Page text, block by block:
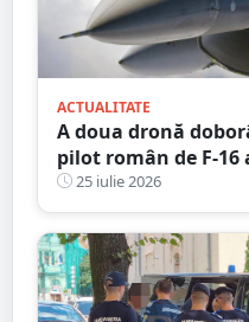
ACTUALITATE
A doua dronă
pilot român de F-
țintă aeriană în
25 iulie 2026